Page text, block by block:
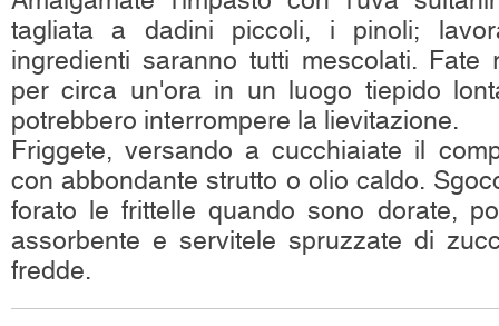
tagliata a dadini piccoli, i pinoli;
ingredienti saranno tutti mescolati. Fate
per circa un'ora in un luogo tiepido
potrebbero interrompere la lievitazione.
Friggete, versando a cucchiaiate il
con abbondante strutto o olio caldo.
forato le frittelle quando sono dorate,
assorbente e servitele spruzzate di
fredde.